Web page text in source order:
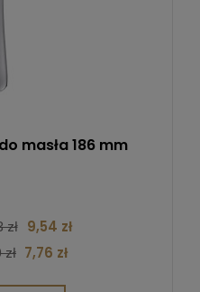
masła 186 mm
zł 9,54 zł
7,76 zł